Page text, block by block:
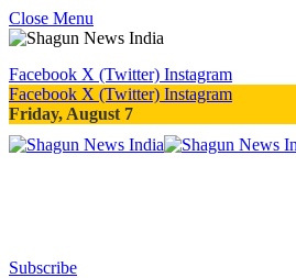
Close Menu
Facebook X (Twitter) Instagram
Facebook X (Twitter) Instagram
Friday, August 7
Subscribe